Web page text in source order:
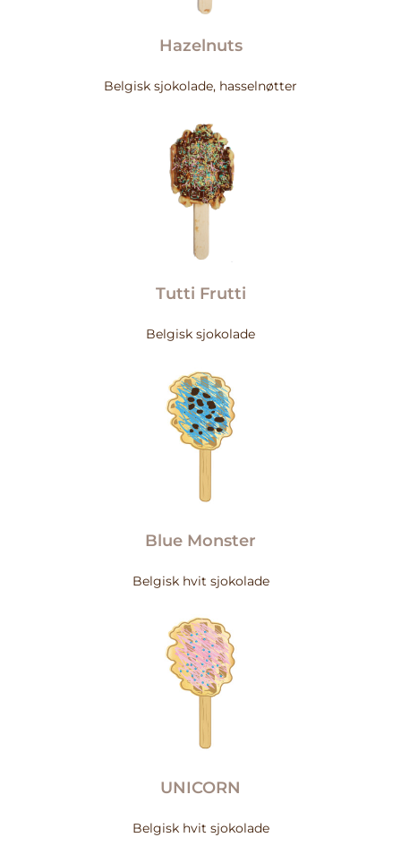
Hazelnuts
Belgisk sjokolade, hasselnøtter
Tutti Frutti
Belgisk sjokolade
Blue Monster
Belgisk hvit sjokolade
UNICORN
Belgisk hvit sjokolade